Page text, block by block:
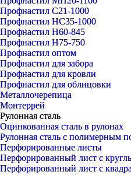
Профнастил С21-1000
Профнастил НС35-1000
Профнастил Н60-845
Профнастил Н75-750
Профнастил оптом
Профнастил для забора
Профнастил для кровли
Профнастил для облицовки
Металлочерепица
Монтеррей
Рулонная сталь
Оцинкованная сталь в рулонах
Рулонная сталь с полимерным
Перфорированные листы
Перфорированный лист с
Перфорированный лист с